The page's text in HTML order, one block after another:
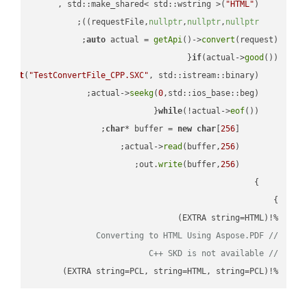
"HTML"
    requestFile,
nullptr, nullptr, nullptr
))
;
auto actual = getApi()->convert (request);
if(actual->good
out( "TestConvertFile_CPP.SXC" , std::istream::binary)
seekg(0
while(!actual->eof
char* buffer = new char[ 256
read (buffer,256
write(buffer,256
%!(EXTRA string=HTML)
// Converting to HTML Using Aspose.PDF
// C++ SKD is not available
%!(EXTRA string=PCL, string=HTML, string=PCL)